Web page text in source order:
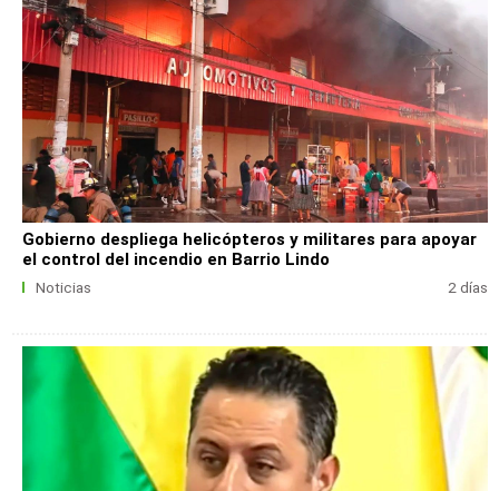
Gobierno despliega helicópteros y militares para apoyar
el control del incendio en Barrio Lindo
Noticias 2 días